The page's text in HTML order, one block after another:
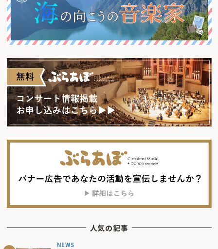
人気の記事
NEWS